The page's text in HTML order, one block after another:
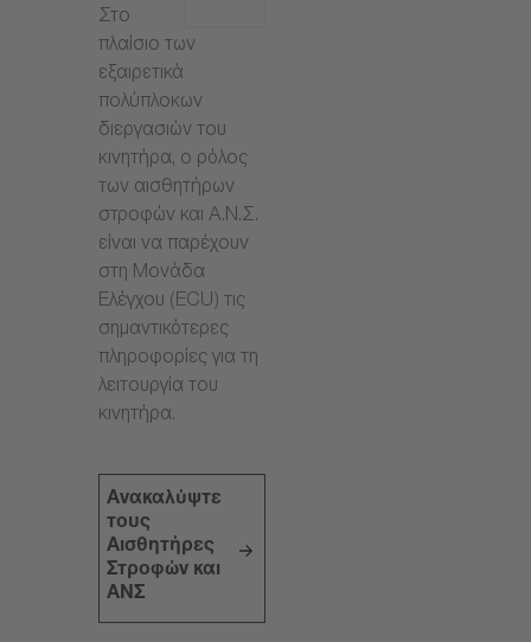
Στο
πλαίσιο των
εξαιρετικά
πολύπλοκων
διεργασιών του
κινητήρα, ο ρόλος
των αισθητήρων
στροφών και Α.Ν.Σ.
είναι να παρέχουν
στη Μονάδα
Ελέγχου (ECU) τις
σημαντικότερες
πληροφορίες για τη
λειτουργία του
κινητήρα.
Ανακαλύψτε
τους
Αισθητήρες
Στροφών και
ΑΝΣ